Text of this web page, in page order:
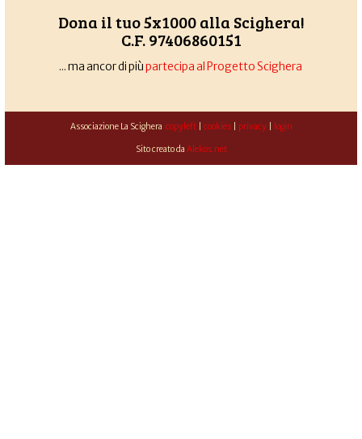
Dona il tuo 5x1000 alla Scighera!
C.F. 97406860151
... ma ancor di piùpartecipa al Progetto Scighera
Associazione La Scighera copyleft| cookies| privacy| login
Sito creato da Alekos.net